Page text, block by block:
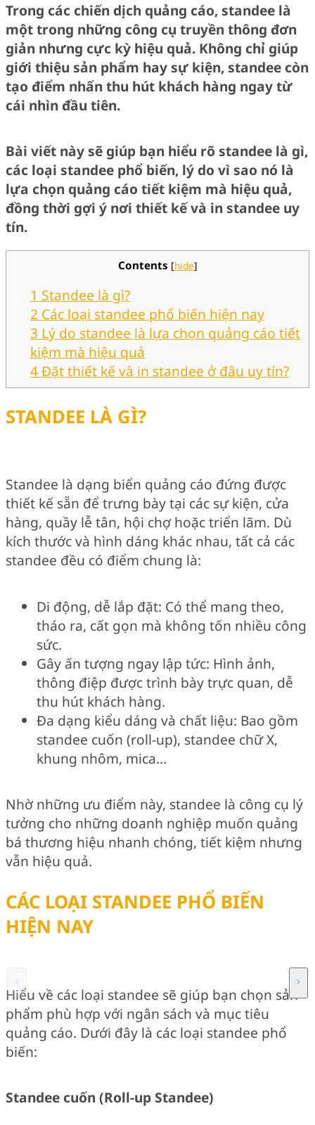
Trong các chiến dịch quảng cáo, standee là
một trong những công cụ truyền thông đơn
giản nhưng cực kỳ hiệu quả. Không chỉ giúp
giới thiệu sản phẩm hay sự kiện, standee còn
tạo điểm nhấn thu hút khách hàng ngay từ
cái nhìn đầu tiên.
Bài viết này sẽ giúp bạn hiểu rõ standee là gì,
các loại standee phổ biến, lý do vì sao nó là
lựa chọn quảng cáo tiết kiệm mà hiệu quả,
đồng thời gợi ý nơi thiết kế và in standee uy
tín.
Contents [hide]
1 Standee là gì?
2 Các loại standee phổ biến hiện nay
3 Lý do standee là lựa chọn quảng cáo tiết
kiệm mà hiệu quả
4Đặt thiết kế và in standee ở đâu uy tín?
STANDEE LÀ GÌ?
Standee là dạng biển quảng cáo đứng được
thiết kế sẵn để trưng bày tại các sự kiện, cửa
hàng, quầy lễ tân, hội chợ hoặc triển lãm. Dù
kích thước và hình dáng khác nhau, tất cả các
standee đều có điểm chung là:
Di động, dễ lắp đặt: Có thể mang theo,
tháo ra, cất gọn mà không tốn nhiều công
sức.
Gây ấn tượng ngay lập tức: Hình ảnh,
thông điệp được trình bày trực quan, dễ
thu hút khách hàng.
Đa dạng kiểu dáng và chất liệu: Bao gồm
standee cuốn (roll-up), standee chữ X,
khung nhôm, mica…
Nhờ những ưu điểm này, standee là công cụ lý
tưởng cho những doanh nghiệp muốn quảng
bá thương hiệu nhanh chóng, tiết kiệm nhưng
vẫn hiệu quả.
CÁC LOẠI STANDEE PHỔ BIẾN
HIỆN NAY
Hiểu về các loại standee sẽ giúp bạn chọn sản
phẩm phù hợp với ngân sách và mục tiêu
quảng cáo. Dưới đây là các loại standee phổ
biến:
Standee cuốn (Roll-up Standee)